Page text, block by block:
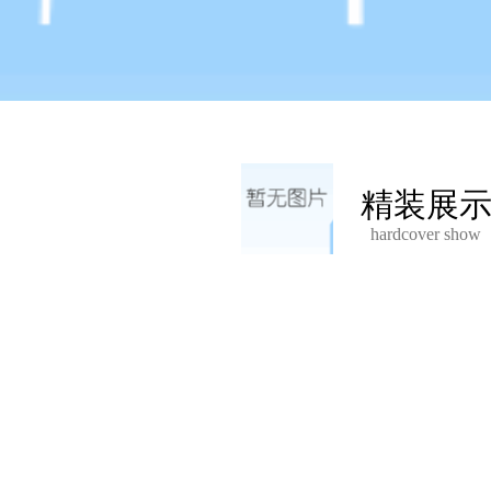
精装展示
hardcover show